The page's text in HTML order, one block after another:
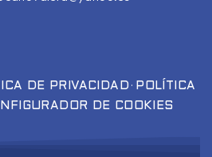
DE PRIVACIDAD · POLÍTICA
DE COOKIES